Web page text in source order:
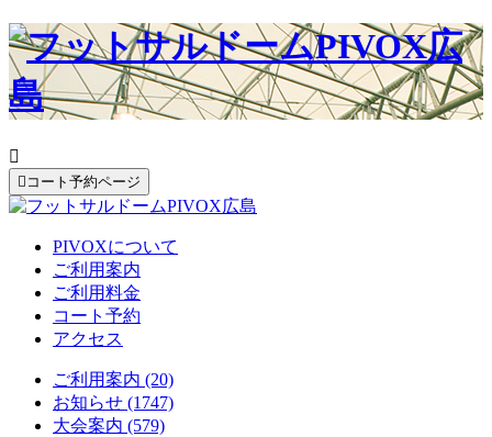

 コート予約ページ
PIVOXについて
ご利用案内
ご利用料金
コート予約
アクセス
ご利用案内 (20)
お知らせ (1747)
大会案内 (579)